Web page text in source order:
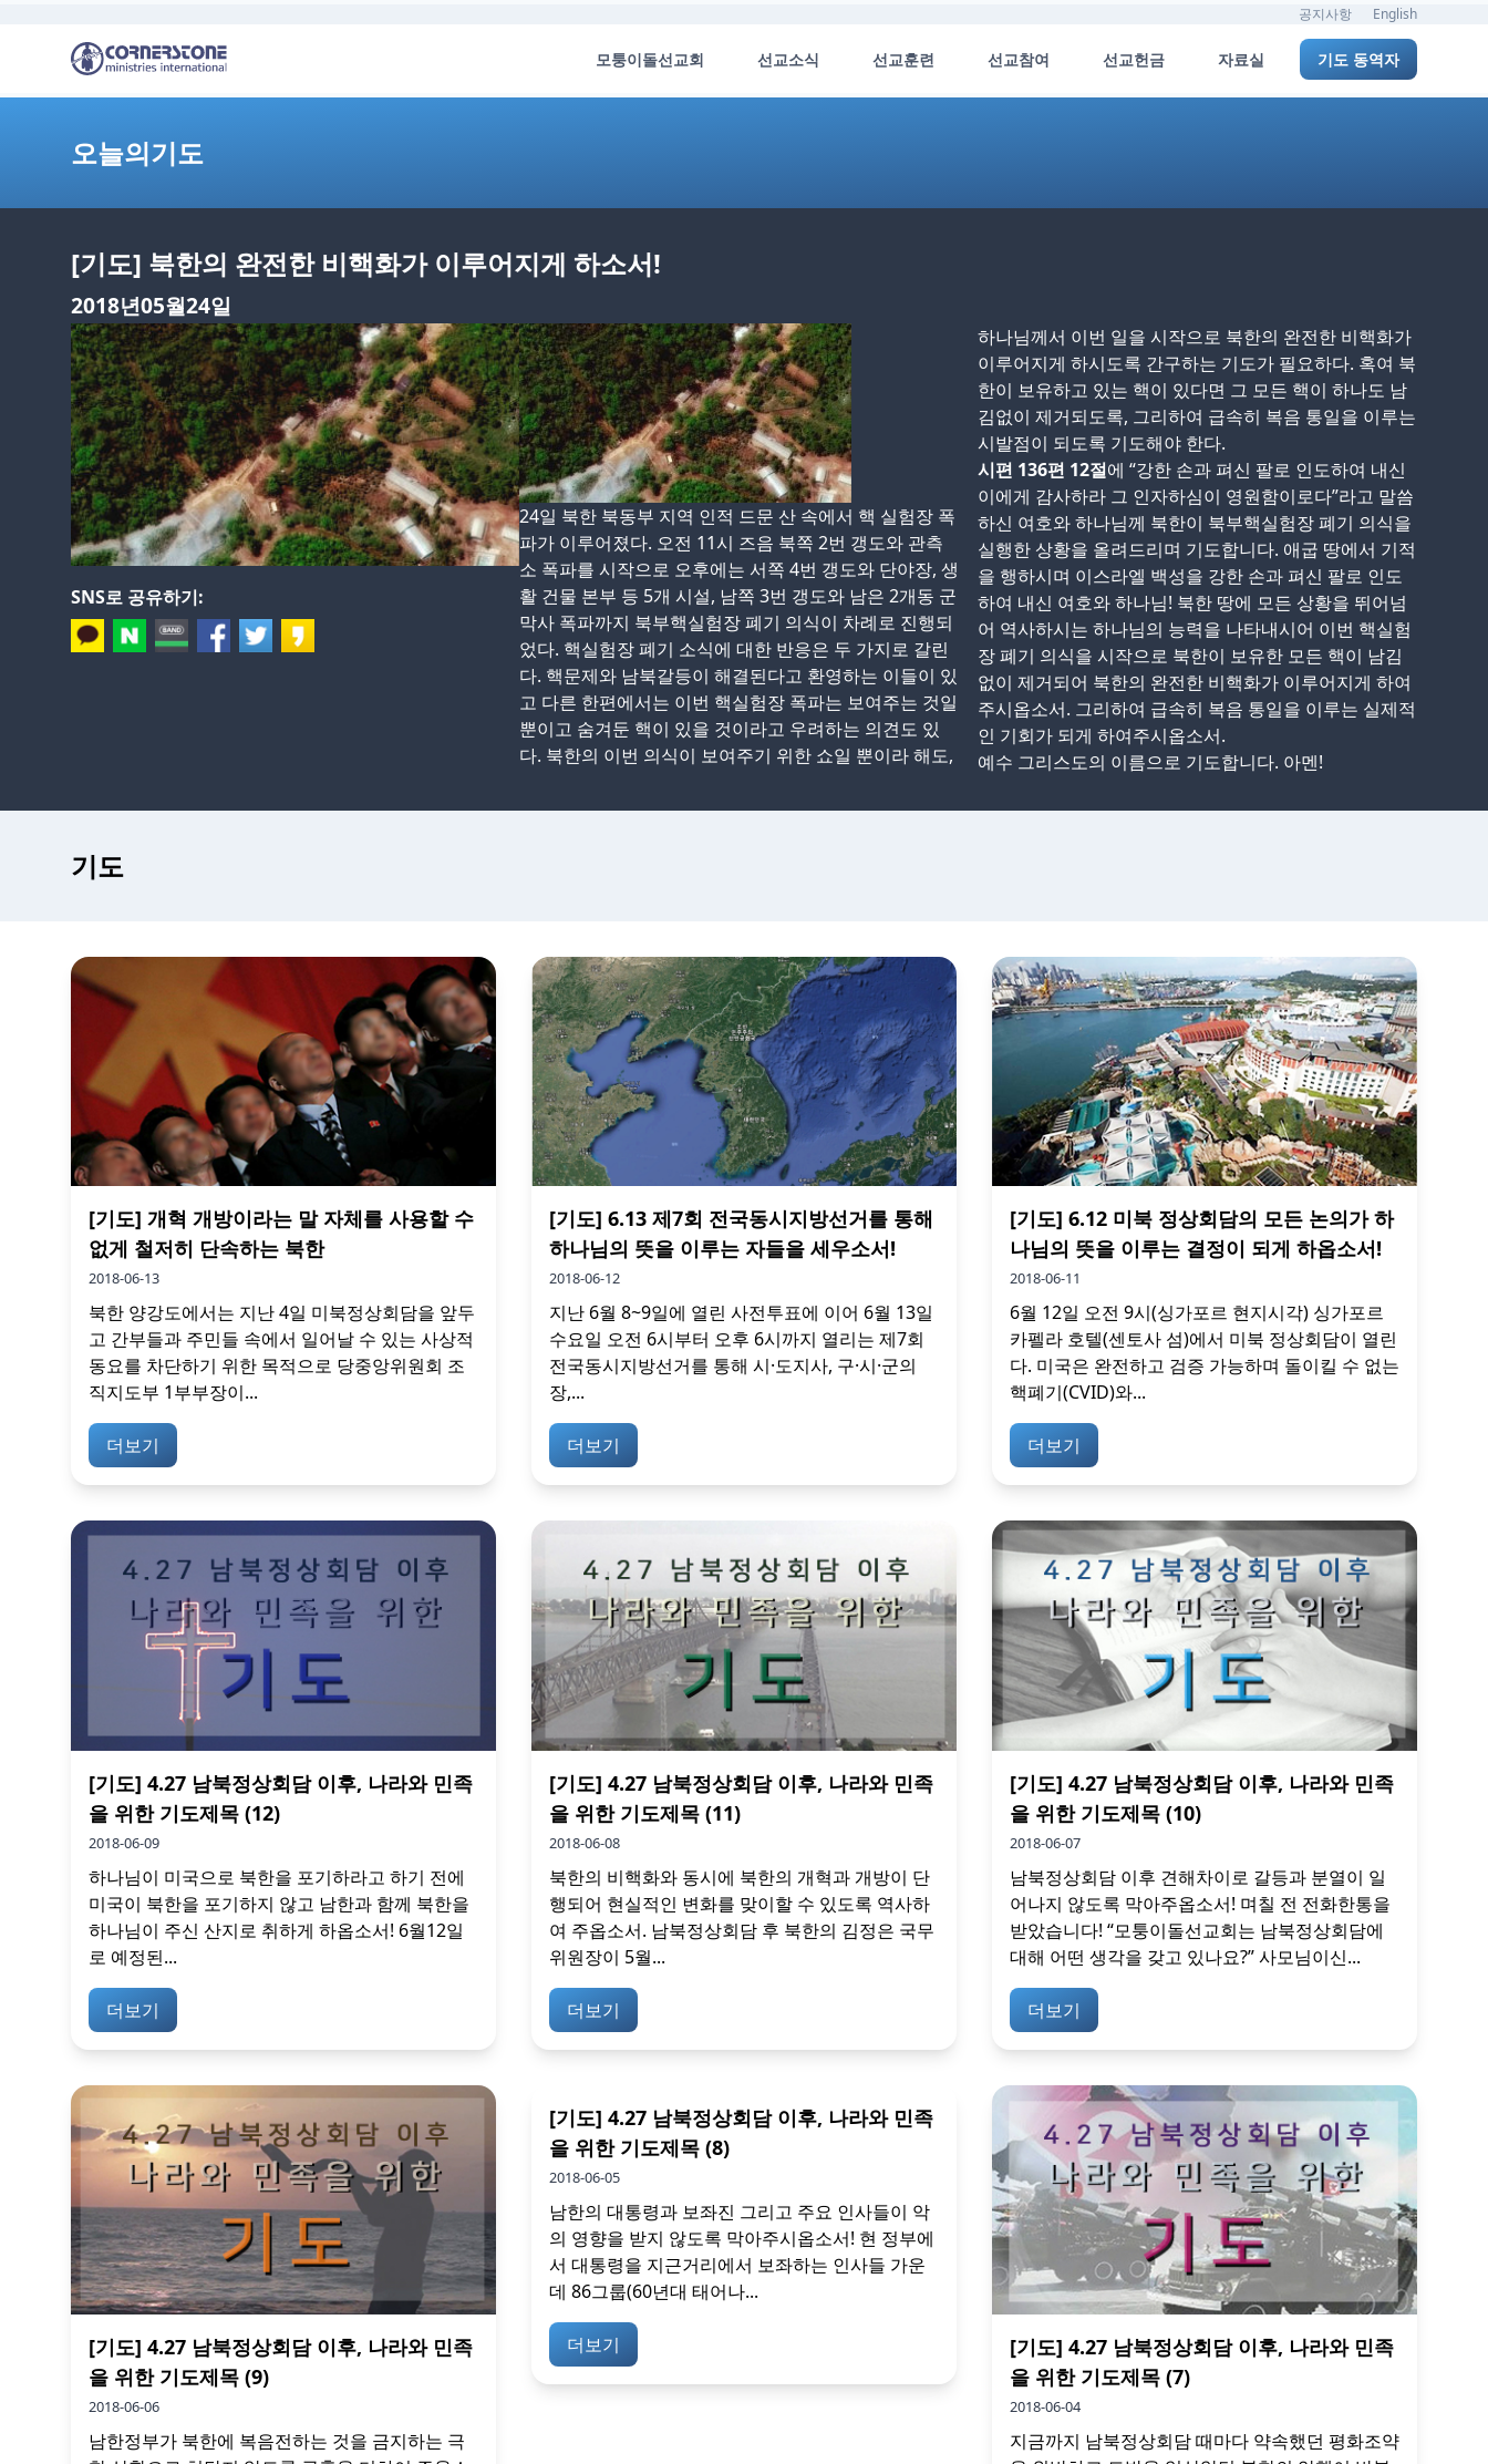
공지사항 English
모퉁이돌선교회 선교소식 선교훈련 선교참여 선교헌금 자료실 기도 동역자
오늘의기도
[기도] 북한의 완전한 비핵화가 이루어지게 하소서!
2018년05월24일
SNS로 공유하기:
24일 북한 북동부 지역 인적 드문 산 속에서 핵 실험장 폭
파가 이루어졌다. 오전 11시 즈음 북쪽 2번 갱도와 관측
소 폭파를 시작으로 오후에는 서쪽 4번 갱도와 단야장, 생
활 건물 본부 등 5개 시설, 남쪽 3번 갱도와 남은 2개동 군
막사 폭파까지 북부핵실험장 폐기 의식이 차례로 진행되
었다. 핵실험장 폐기 소식에 대한 반응은 두 가지로 갈린
다. 핵문제와 남북갈등이 해결된다고 환영하는 이들이 있
고 다른 한편에서는 이번 핵실험장 폭파는 보여주는 것일
뿐이고 숨겨둔 핵이 있을 것이라고 우려하는 의견도 있
다. 북한의 이번 의식이 보여주기 위한 쇼일 뿐이라 해도,
하나님께서 이번 일을 시작으로 북한의 완전한 비핵화가
이루어지게 하시도록 간구하는 기도가 필요하다. 혹여 북
한이 보유하고 있는 핵이 있다면 그 모든 핵이 하나도 남
김없이 제거되도록, 그리하여 급속히 복음 통일을 이루는
시발점이 되도록 기도해야 한다.
시편 136편 12절에 “강한 손과 펴신 팔로 인도하여 내신
이에게 감사하라 그 인자하심이 영원함이로다”라고 말씀
하신 여호와 하나님께 북한이 북부핵실험장 폐기 의식을
실행한 상황을 올려드리며 기도합니다. 애굽 땅에서 기적
을 행하시며 이스라엘 백성을 강한 손과 펴신 팔로 인도
하여 내신 여호와 하나님! 북한 땅에 모든 상황을 뛰어넘
어 역사하시는 하나님의 능력을 나타내시어 이번 핵실험
장 폐기 의식을 시작으로 북한이 보유한 모든 핵이 남김
없이 제거되어 북한의 완전한 비핵화가 이루어지게 하여
주시옵소서. 그리하여 급속히 복음 통일을 이루는 실제적
인 기회가 되게 하여주시옵소서.
예수 그리스도의 이름으로 기도합니다. 아멘!
기도
[기도] 개혁 개방이라는 말 자체를 사용할 수
없게 철저히 단속하는 북한
2018-06-13
북한 양강도에서는 지난 4일 미북정상회담을 앞두
고 간부들과 주민들 속에서 일어날 수 있는 사상적
동요를 차단하기 위한 목적으로 당중앙위원회 조
직지도부 1부부장이...
더보기
[기도] 6.13 제7회 전국동시지방선거를 통해
하나님의 뜻을 이루는 자들을 세우소서!
2018-06-12
지난 6월 8~9일에 열린 사전투표에 이어 6월 13일
수요일 오전 6시부터 오후 6시까지 열리는 제7회
전국동시지방선거를 통해 시·도지사, 구·시·군의
장,...
더보기
[기도] 6.12 미북 정상회담의 모든 논의가 하
나님의 뜻을 이루는 결정이 되게 하옵소서!
2018-06-11
6월 12일 오전 9시(싱가포르 현지시각) 싱가포르
카펠라 호텔(센토사 섬)에서 미북 정상회담이 열린
다. 미국은 완전하고 검증 가능하며 돌이킬 수 없는
핵폐기(CVID)와...
더보기
[기도] 4.27 남북정상회담 이후, 나라와 민족
을 위한 기도제목 (12)
2018-06-09
하나님이 미국으로 북한을 포기하라고 하기 전에
미국이 북한을 포기하지 않고 남한과 함께 북한을
하나님이 주신 산지로 취하게 하옵소서! 6월12일
로 예정된...
더보기
[기도] 4.27 남북정상회담 이후, 나라와 민족
을 위한 기도제목 (11)
2018-06-08
북한의 비핵화와 동시에 북한의 개혁과 개방이 단
행되어 현실적인 변화를 맞이할 수 있도록 역사하
여 주옵소서. 남북정상회담 후 북한의 김정은 국무
위원장이 5월...
더보기
[기도] 4.27 남북정상회담 이후, 나라와 민족
을 위한 기도제목 (10)
2018-06-07
남북정상회담 이후 견해차이로 갈등과 분열이 일
어나지 않도록 막아주옵소서! 며칠 전 전화한통을
받았습니다! “모퉁이돌선교회는 남북정상회담에
대해 어떤 생각을 갖고 있나요?” 사모님이신...
더보기
[기도] 4.27 남북정상회담 이후, 나라와 민족
을 위한 기도제목 (9)
2018-06-06
남한정부가 북한에 복음전하는 것을 금지하는 극
[기도] 4.27 남북정상회담 이후, 나라와 민족
[기도] 4.27 남북정상회담 이후, 나라와 민족
을 위한 기도제목 (7)
2018-06-04
지금까지 남북정상회담 때마다 약속했던 평화조약